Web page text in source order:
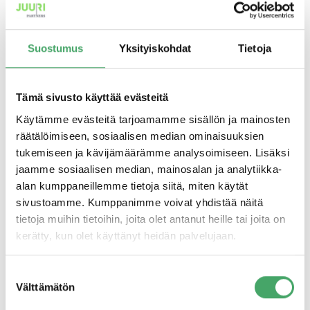
Suostumus Yksityiskohdat Tietoja
Tämä sivusto käyttää evästeitä
Käytämme evästeitä tarjoamamme sisällön ja mainosten
räätälöimiseen, sosiaalisen median ominaisuuksien
tukemiseen ja kävijämäärämme analysoimiseen. Lisäksi
jaamme sosiaalisen median, mainosalan ja analytiikka-
alan kumppaneillemme tietoja siitä, miten käytät
sivustoamme. Kumppanimme voivat yhdistää näitä
tietoja muihin tietoihin, joita olet antanut heille tai joita on
kerätty, kun olet käyttänyt heidän palvelujaan.
valinta
Välttämätön
Hallinnointiyhtiön hallituksen puheenjohtajana toimii KTM
Finnairin toimitusjohtajana sekä Stockmannin
varatoimitusjohtajana.
rahoitustarpeet ovat viime aikoina olleet voimakkaasti
puheenaiheena talouskeskustelussa. Uusien
rahoituslähteiden ja -mallien tarve on pankkien
lainanannon kiristymisen vuoksi välttämätöntä. Varsinkin
PK-yritysten rahoituslähteiden ja osaamisen
monipuolistaminen on yksi tehokkaimpia kasvun
mahdollistajia”, toteaa Jukka Hienonen.
rahaa, joka tarjoaa rahoituksen lisäksi käytännön tukea
yritystoiminnan kehittämiseen ja kasvattamiseen. Tähän